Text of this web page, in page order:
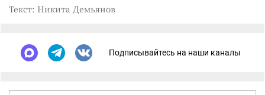
Текст: Никита Демьянов
Подписывайтесь на наши каналы